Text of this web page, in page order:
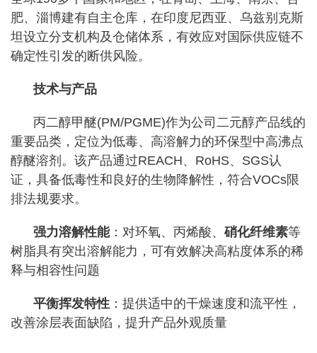
肥、淄博建有自主仓库，在印度尼西亚、乌兹别克斯
坦设立分支机构及仓储体系，有效应对国际供应链不
确定性引发的断供风险。
技术与产品
丙二醇甲醚(PM/PGME)作为公司二元醇产品线的
重要品类，定位为低毒、高溶解力的环保型中高沸点
醇醚溶剂。该产品通过REACH、RoHS、SGS认
证，具备低毒性和良好的生物降解性，符合VOCs限
排法规要求。
强力溶解性能：对环氧、丙烯酸、硝化纤维素等
树脂具有突出溶解能力，可有效解决高粘度体系的稀
释与相容性问题
平衡挥发特性 ：提供适中的干燥速度和流平性，
改善涂层表面缺陷，提升产品外观质量